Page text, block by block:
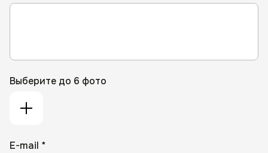
Выберите до 6 фото
E-mail *